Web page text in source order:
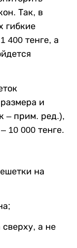
Так, в
гибкие
400 тенге, а
и
– прим. ред.),
10 000 тенге.
на
сверху, а не